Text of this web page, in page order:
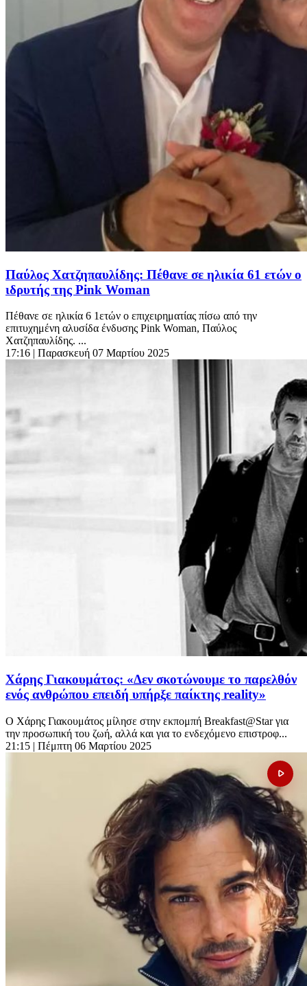
Παύλος Χατζηπαυλίδης: Πέθανε σε ηλικία 61 ετών ο
ιδρυτής της Pink Woman
Πέθανε σε ηλικία 6 1ετών ο επιχειρηματίας πίσω από την
επιτυχημένη αλυσίδα ένδυσης Pink Woman, Παύλος
Χατζηπαυλίδης. ...
17:16 | Παρασκευή 07 Μαρτίου 2025
Χάρης Γιακουμάτος: «Δεν σκοτώνουμε το παρελθόν
ενός ανθρώπου επειδή υπήρξε παίκτης reality»
Ο Χάρης Γιακουμάτος μίλησε στην εκπομπή Breakfast@Star για
την προσωπική του ζωή, αλλά και για το ενδεχόμενο επιστροφ...
21:15 | Πέμπτη 06 Μαρτίου 2025